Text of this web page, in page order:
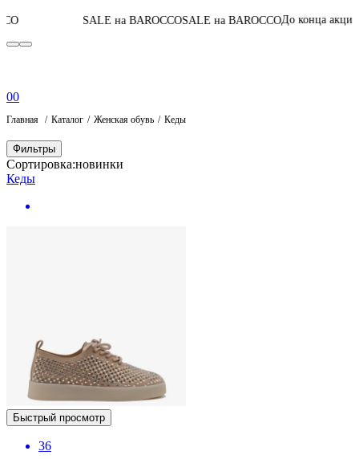
SALE на BAROCCO SALE на BAROCCO До конца акции06:18:50:38
00
Главная Каталог Женская обувь Кеды
Фильтры
Сортировка:новинки
Кеды
Быстрый просмотр
36